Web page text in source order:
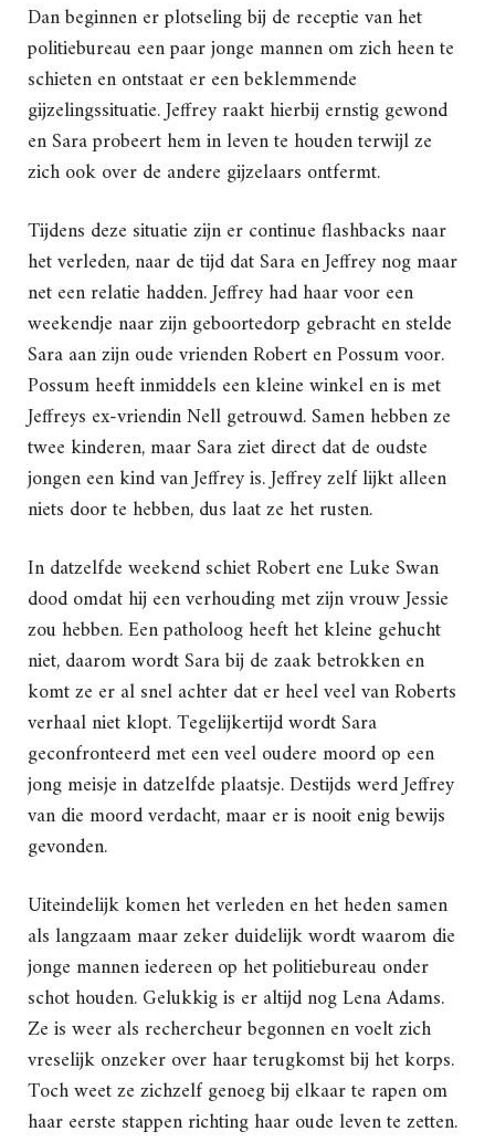
Dan beginnen er plotseling bij de receptie van het
politiebureau een paar jonge mannen om zich heen te
schieten en ontstaat er een beklemmende
gijzelingssituatie. Jeffrey raakt hierbij ernstig gewond
en Sara probeert hem in leven te houden terwijl ze
zich ook over de andere gijzelaars ontfermt.
Tijdens deze situatie zijn er continue flashbacks naar
het verleden, naar de tijd dat Sara en Jeffrey nog maar
net een relatie hadden. Jeffrey had haar voor een
weekendje naar zijn geboortedorp gebracht en stelde
Sara aan zijn oude vrienden Robert en Possum voor.
Possum heeft inmiddels een kleine winkel en is met
Jeffreys ex-vriendin Nell getrouwd. Samen hebben ze
twee kinderen, maar Sara ziet direct dat de oudste
jongen een kind van Jeffrey is. Jeffrey zelf lijkt alleen
niets door te hebben, dus laat ze het rusten.
In datzelfde weekend schiet Robert ene Luke Swan
dood omdat hij een verhouding met zijn vrouw Jessie
zou hebben. Een patholoog heeft het kleine gehucht
niet, daarom wordt Sara bij de zaak betrokken en
komt ze er al snel achter dat er heel veel van Roberts
verhaal niet klopt. Tegelijkertijd wordt Sara
geconfronteerd met een veel oudere moord op een
jong meisje in datzelfde plaatsje. Destijds werd Jeffrey
van die moord verdacht, maar er is nooit enig bewijs
gevonden.
Uiteindelijk komen het verleden en het heden samen
als langzaam maar zeker duidelijk wordt waarom die
jonge mannen iedereen op het politiebureau onder
schot houden. Gelukkig is er altijd nog Lena Adams.
Ze is weer als rechercheur begonnen en voelt zich
vreselijk onzeker over haar terugkomst bij het korps.
Toch weet ze zichzelf genoeg bij elkaar te rapen om
haar eerste stappen richting haar oude leven te zetten.